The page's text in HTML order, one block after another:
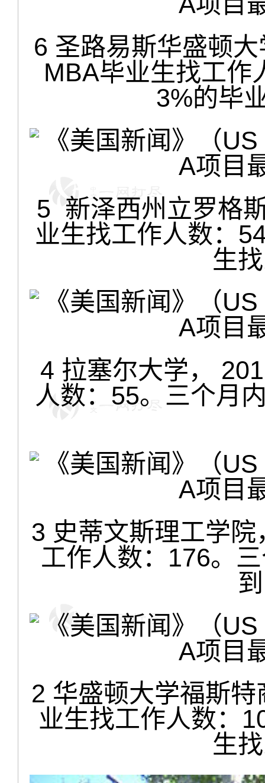
6 圣路易斯华盛顿
MBA毕业生找工作
3%的毕
5 新泽西州立罗格
业生找工作人数：
生
4 拉塞尔大学，
人数：55。三个月
3 史蒂文斯理工学
工作人数：176。
2 华盛顿大学福斯特
业生找工作人数：
生